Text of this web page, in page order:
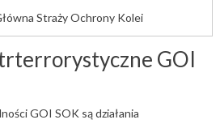
Straży Ochrony Kolei
GOI
GOI SOK sądziałania